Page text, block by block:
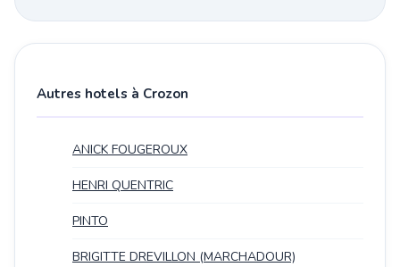
Autres hotels à Crozon
ANICK FOUGEROUX
HENRI QUENTRIC
PINTO
BRIGITTE DREVILLON (MARCHADOUR)